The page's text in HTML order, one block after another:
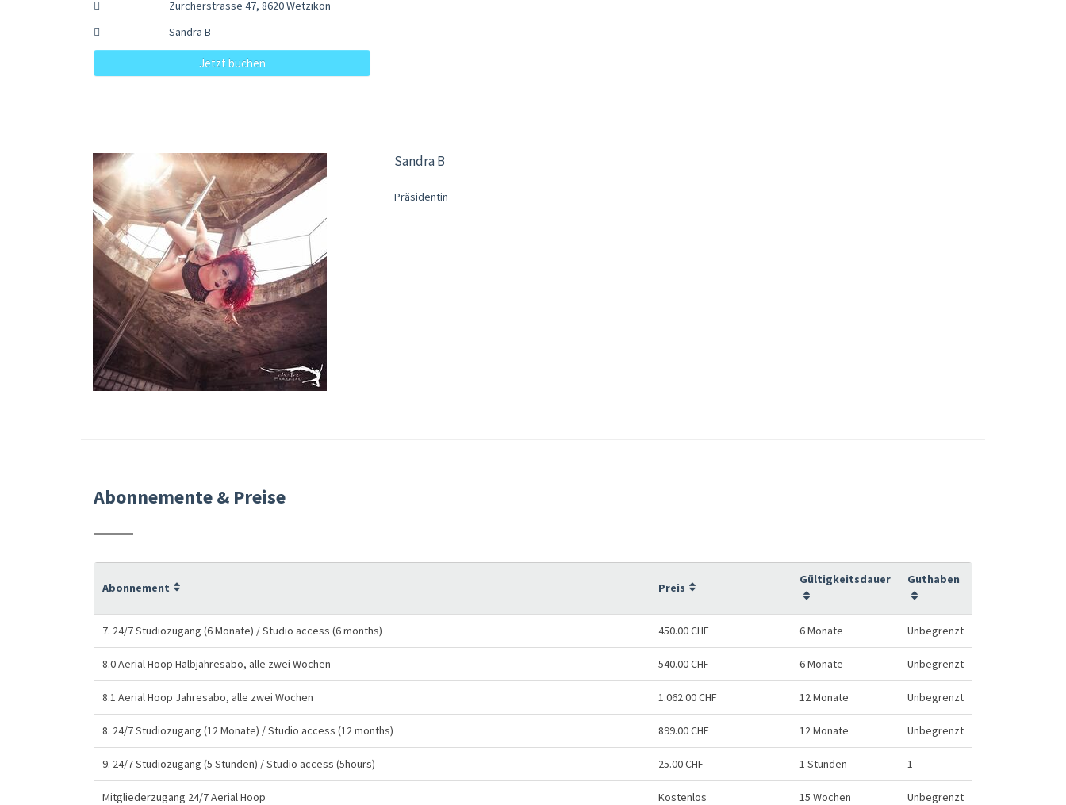
Zürcherstrasse 47, 8620 Wetzikon
Sandra B
Jetzt buchen
Sandra B
Präsidentin
Abonnemente & Preise
Abonnement Preis
Gültigkeitsdauer Guthaben
7. 24/7 Studiozugang (6 Monate) / Studio access (6 months) 450.00 CHF 6 Monate Unbegrenzt
8.0 Aerial Hoop Halbjahresabo, alle zwei Wochen 540.00 CHF 6 Monate Unbegrenzt
8.1 Aerial Hoop Jahresabo, alle zwei Wochen 1.062.00 CHF 12 Monate Unbegrenzt
8. 24/7 Studiozugang (12 Monate) / Studio access (12 months) 899.00 CHF 12 Monate Unbegrenzt
9. 24/7 Studiozugang (5 Stunden) / Studio access (5hours) 25.00 CHF 1 Stunden 1
Mitgliederzugang 24/7 Aerial Hoop Kostenlos 15 Wochen Unbegrenzt